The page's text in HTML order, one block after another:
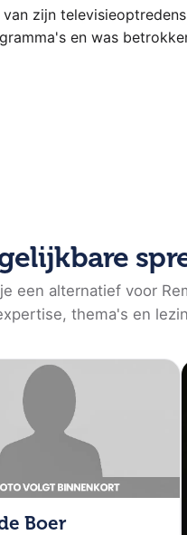
zijn
en was
ervaring in de topsport
zoek zijn naar
uit zijn carrière,
ze doelen kunnen
die willen groeien en
bedrijfsseminars tot
belang hechten aan
te boeken, neem
een alternatief voor
thema's en
Boer